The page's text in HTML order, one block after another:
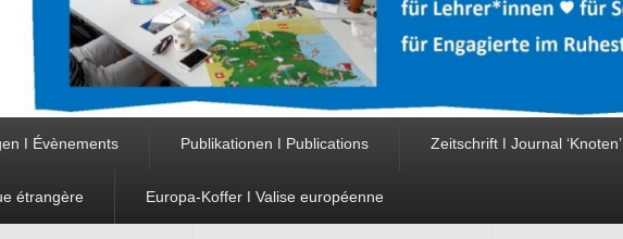
ǀ Évènements Publikationen ǀ Publications Zeitschrift ǀ Journal ‘Knoten’
étrangère Europa-Koffer ǀ Valise européenne